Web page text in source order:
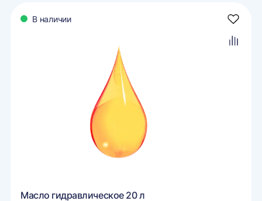
В наличии
Масло гидравлическое 20 л